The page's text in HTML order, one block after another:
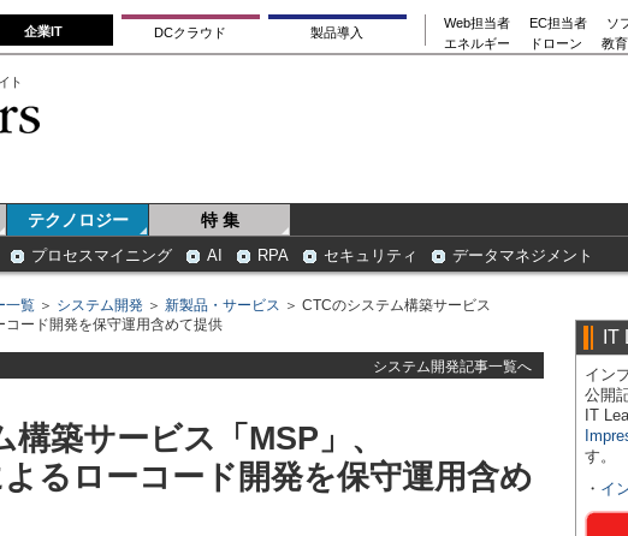
企業IT DCクラウド 製品導入
Web担当者 EC担当者
ソ
エネルギー
ドローン 教
ト
テクノロジー 特 集
プロセスマイニング AI RPA セキュリティ データマネジメント
一覧 ＞ システム開発 ＞ 新製品・サービス ＞ CTCのシステム構築サービス
コード開発を保守運用含めて提供
システム開発記事一覧へ
築サービス「MSP」、
るローコード開発を保守運用含め
IT
イン
公開
IT
す。
・ イ